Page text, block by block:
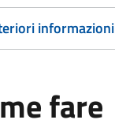
informazioni
fare